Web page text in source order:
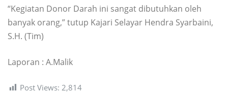
“Kegiatan Donor Darah ini sangat dibutuhkan oleh
banyak orang,” tutup Kajari Selayar Hendra Syarbaini,
S.H. (Tim)
Laporan : A.Malik
Post Views: 2,814